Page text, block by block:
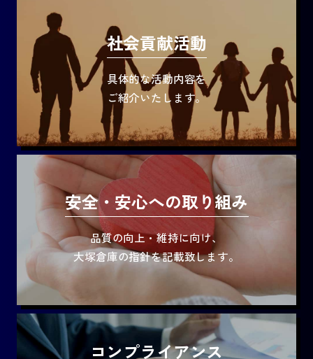
社会貢献活動
具体的な活動内容を
ご紹介いたします。
安全・安心への取り組み
品質の向上・維持に向け、
大塚倉庫の指針を記載致します。
コンプライアンス